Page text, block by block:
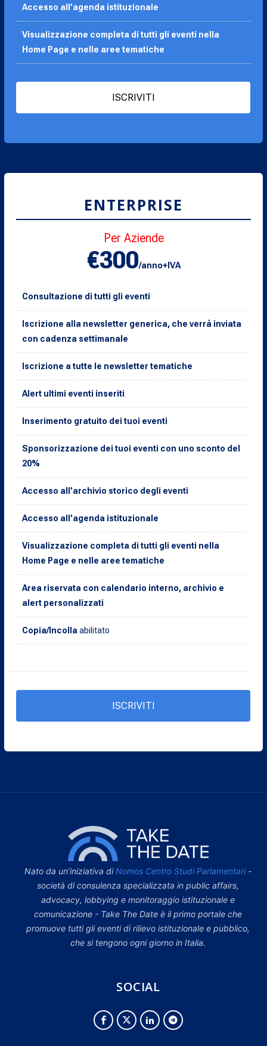
Accesso all’agenda istituzionale
Visualizzazione completa di tutti gli eventi nella
Home Page e nelle aree tematiche
ISCRIVITI
ENTERPRISE
Per Aziende
€300/anno+IVA
Consultazione di tutti gli eventi
Iscrizione alla newsletter generica, che verrà inviata
con cadenza settimanale
Iscrizione a tutte le newsletter tematiche
Alert ultimi eventi inseriti
Inserimento gratuito dei tuoi eventi
Sponsorizzazione dei tuoi eventi con uno sconto del
20%
Accesso all’archivio storico degli eventi
Accesso all’agenda istituzionale
Visualizzazione completa di tutti gli eventi nella
Home Page e nelle aree tematiche
Area riservata con calendario interno, archivio e
alert personalizzati
Copia/Incollaabilitato
ISCRIVITI
Nato da un’iniziativa di Nomos Centro Studi Parlamentari-
società di consulenza specializzata in public affairs,
advocacy, lobbying e monitoraggio istituzionale e
comunicazione - Take The Date è il primo portale che
promuove tutti gli eventi di rilievo istituzionale e pubblico,
che si tengono ogni giorno in Italia.
SOCIAL